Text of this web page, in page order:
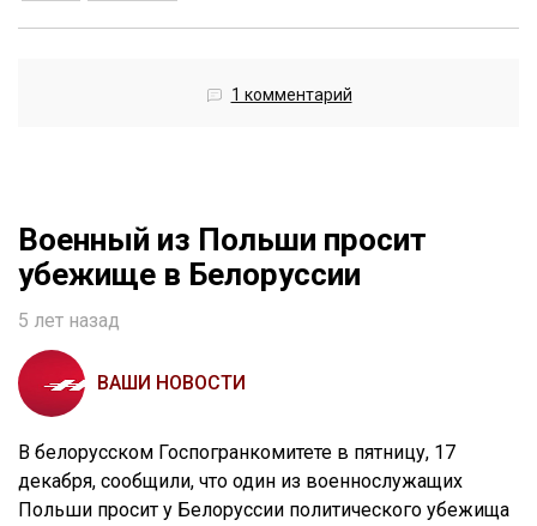
1 комментарий
Военный из Польши просит
убежище в Белоруссии
5 лет назад
ВАШИ НОВОСТИ
В белорусском Госпогранкомитете в пятницу, 17
декабря, сообщили, что один из военнослужащих
Польши просит у Белоруссии политического убежища